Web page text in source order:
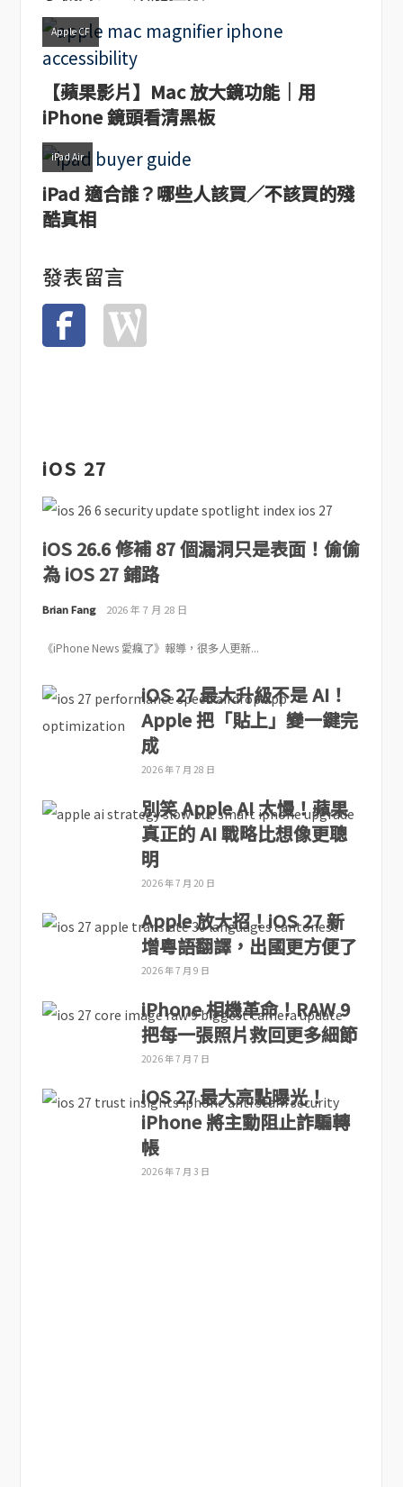
Apple CF
【蘋果影片】Mac 放大鏡功能｜用
iPhone 鏡頭看清黑板
iPad Air
iPad 適合誰？哪些人該買／不該買的殘
酷真相
發表留言
iOS 27
iOS 26.6 修補 87 個漏洞只是表面！偷偷
為 iOS 27 鋪路
Brian Fang 2026 年 7 月 28 日
《iPhone News 愛瘋了》報導，很多人更新...
iOS 27 最大升級不是 AI！
Apple 把「貼上」變一鍵完
成
2026 年 7 月 28 日
別笑 Apple AI 太慢！蘋果
真正的 AI 戰略比想像更聰
明
2026 年 7 月 20 日
Apple 放大招！iOS 27 新
增粵語翻譯，出國更方便了
2026 年 7 月 9 日
iPhone 相機革命！RAW 9
把每一張照片救回更多細節
2026 年 7 月 7 日
iOS 27 最大亮點曝光！
iPhone 將主動阻止詐騙轉
帳
2026 年 7 月 3 日